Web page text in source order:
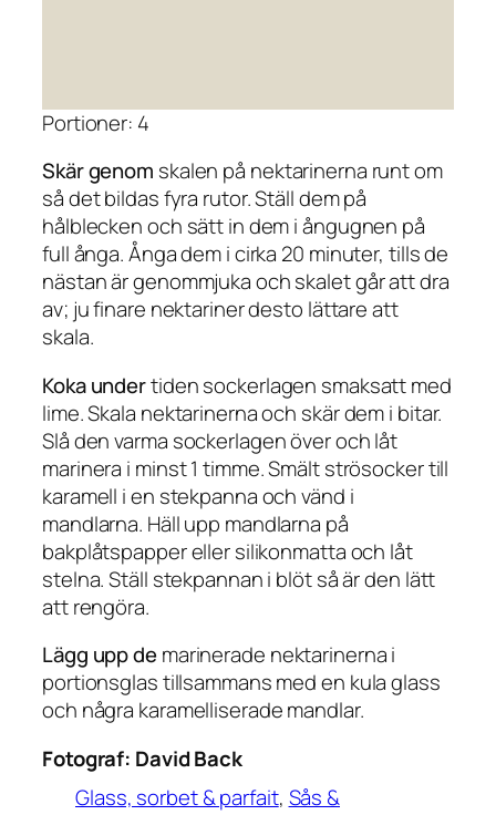
Portioner: 4
Skär genom skalen på nektarinerna runt om
så det bildas fyra rutor. Ställ dem på
hålblecken och sätt in dem i ångugnen på
full ånga. Ånga dem i cirka 20 minuter, tills de
nästan är genommjuka och skalet går att dra
av; ju finare nektariner desto lättare att
skala.
Koka undertiden sockerlagen smaksatt med
lime. Skala nektarinerna och skär dem i bitar.
Slå den varma sockerlagen över och låt
marinera i minst 1 timme. Smält strösocker till
karamell i en stekpanna och vänd i
mandlarna. Häll upp mandlarna på
bakplåtspapper eller silikonmatta och låt
stelna. Ställ stekpannan i blöt så är den lätt
att rengöra.
Lägg upp demarinerade nektarinerna i
portionsglas tillsammans med en kula glass
och några karamelliserade mandlar.
Fotograf: David Back
Glass, sorbet & parfait, Sås &